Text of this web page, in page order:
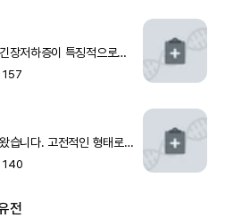
장저하증이 특징적으로
입니다. 영향을 받은 부위의
157
습니다. 고전적인 형태로
말린 근병증(nemaline
140
전